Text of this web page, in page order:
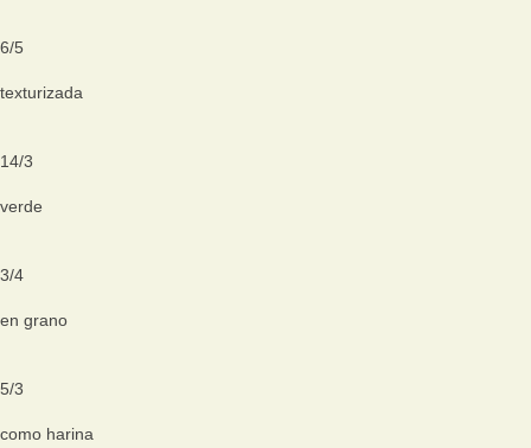
6/5
texturizada
14/3
verde
3/4
en grano
5/3
como harina